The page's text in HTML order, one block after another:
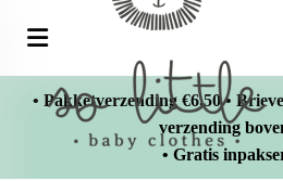
• Pakketverzending €6,50 •
verzending
• Gratis